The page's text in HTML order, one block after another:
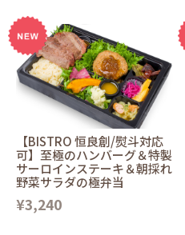
【BISTRO 恒良創/熨斗対応
可】至極のハンバーグ＆特製
サーロインステーキ＆朝採れ
野菜サラダの極弁当
¥3,240